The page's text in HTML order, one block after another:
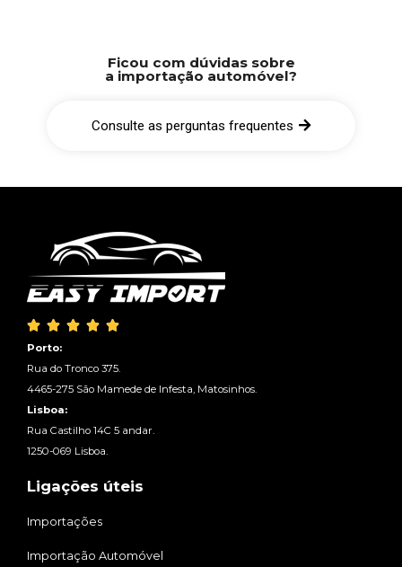
Ficou com dúvidas sobre
a importação automóvel?
Consulte as perguntas frequentes
    
Porto:
Rua do Tronco 375.
4465-275 São Mamede de Infesta, Matosinhos.
Lisboa:
Rua Castilho 14C 5 andar.
1250-069 Lisboa.
Ligações úteis
Importações
Importação Automóvel